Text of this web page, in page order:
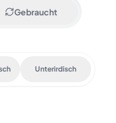
Gebraucht
Unterirdisch